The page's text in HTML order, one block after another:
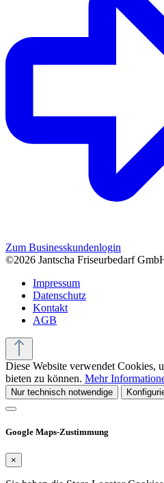
Zum Businesskundenlogin
©2026 Jantscha Friseurbedarf
Impressum
Datenschutz
Kontakt
AGB
Diese Website verwendet Cookies,
bieten zu können. Mehr
Nur technisch notwendige
Google Maps-Zustimmung
×